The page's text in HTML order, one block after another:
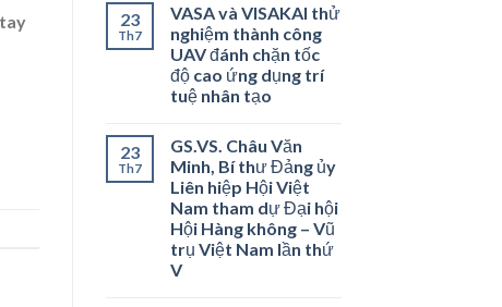
23
Th7
VASA và VISAKAI thử
nghiệm thành công
UAV đánh chặn tốc
độ cao ứng dụng trí
tuệ nhân tạo
23
Th7
GS.VS. Châu Văn
Minh, Bí thư Đảng ủy
Liên hiệp Hội Việt
Nam tham dự Đại hội
Hội Hàng không – Vũ
trụ Việt Nam lần thứ
V